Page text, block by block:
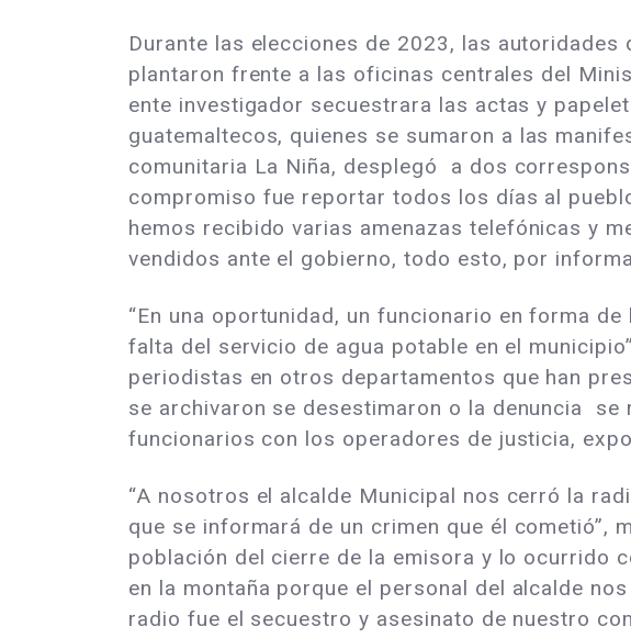
Durante las elecciones de 2023, las
plantaron frente a las oficinas centrales del
ente investigador secuestrara las actas y
guatemaltecos, quienes se sumaron a las
comunitaria La Niña, desplegó a dos
compromiso fue reportar todos los días al
hemos recibido varias amenazas telefónicas y
vendidos ante el gobierno, todo esto, por
“En una oportunidad, un funcionario en forma
falta del servicio de agua potable en el
periodistas en otros departamentos que han
se archivaron se desestimaron o la denuncia
funcionarios con los operadores de justicia,
“A nosotros el alcalde Municipal nos cerró la
que se informará de un crimen que él cometió”,
población del cierre de la emisora y lo ocurrido
en la montaña porque el personal del alcalde
radio fue el secuestro y asesinato de nuestro